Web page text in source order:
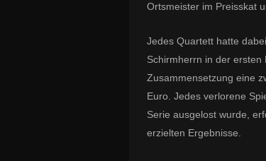
Ortsmeister im Preisskat
Jedes Quartett hatte
Schirmherrn in der
Zusammensetzung eine
Euro. Jedes verlorene
Serie ausgelost wurde,
erzielten Ergebnisse.